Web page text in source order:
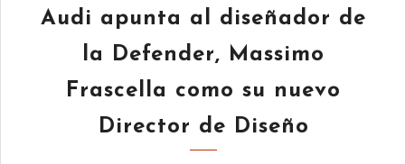
Audi apunta al diseñador de
la Defender, Massimo
Frascella como su nuevo
Director de Diseño